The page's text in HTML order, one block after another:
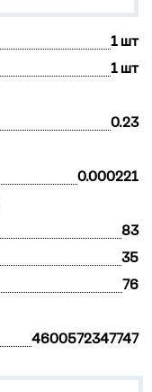
1 шт
1 шт
0.23
0.000221
83
35
76
4600572347747